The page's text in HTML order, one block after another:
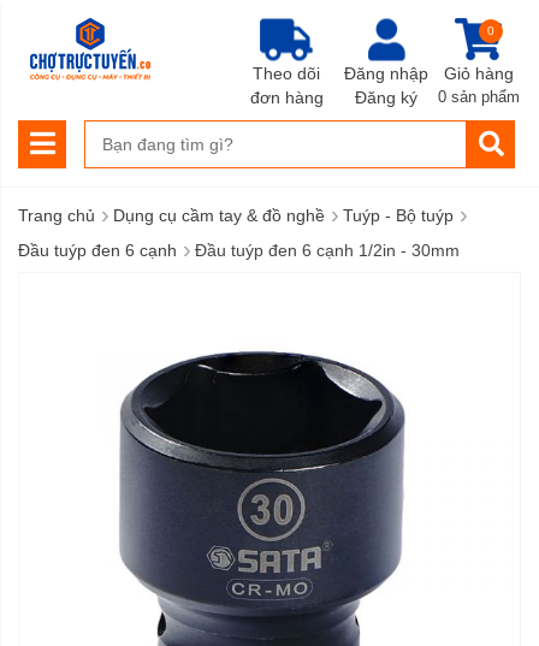
Đăng nhập
Đăng ký
Giỏ hàng
0
0 sản phẩm
Theo dõi
đơn hàng
Trang chủ › Dụng cụ cầm tay & đồ nghề › Tuýp - Bộ tuýp ›
Đầu tuýp đen 6 cạnh › Đầu tuýp đen 6 cạnh 1/2in - 30mm